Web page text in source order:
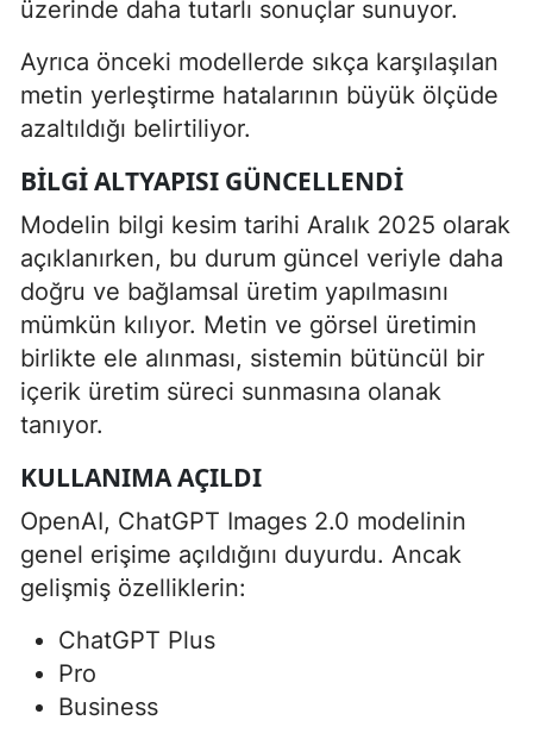
üzerinde daha tutarlı sonuçlar sunuyor.
Ayrıca önceki modellerde sıkça karşılaşılan
metin yerleştirme hatalarının büyük ölçüde
azaltıldığı belirtiliyor.
BILGI ALTYAPISI GÜNCELLENDI
Modelin bilgi kesim tarihi Aralık 2025 olarak
açıklanırken, bu durum güncel veriyle daha
doğru ve bağlamsal üretim yapılmasını
mümkün kılıyor. Metin ve görsel üretimin
birlikte ele alınması, sistemin bütüncül bir
içerik üretim süreci sunmasına olanak
tanıyor.
KULLANIMA AÇILDI
OpenAI, ChatGPT Images 2.0 modelinin
genel erişime açıldığını duyurdu. Ancak
gelişmiş özelliklerin:
ChatGPT Plus
Pro
Business